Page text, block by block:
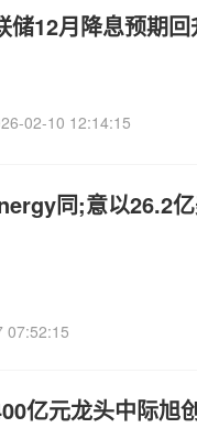
储12月降息预期回
02-10 12:14:15
同;意以26.2
07:52:15
亿元龙头中际旭